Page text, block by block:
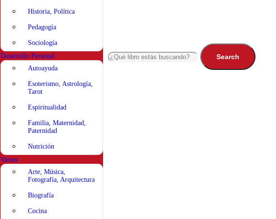
Historia, Política
Pedagogía
Sociología
Desarrollo Personal
Autoayuda
Esoterismo, Astrología,
Tarot
Espiritualidad
Familia, Maternidad,
Paternidad
Nutrición
Varios
Arte, Música,
Fotografía, Arquitectura
Biografía
Cocina
Search